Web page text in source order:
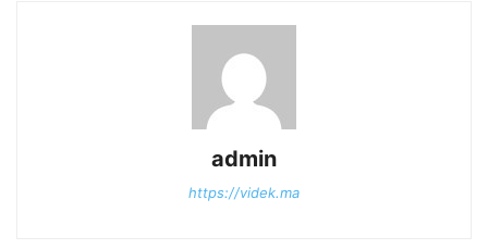
admin
https://videk.ma